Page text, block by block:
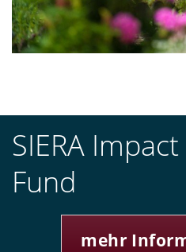
SIERA
Fund
mehr